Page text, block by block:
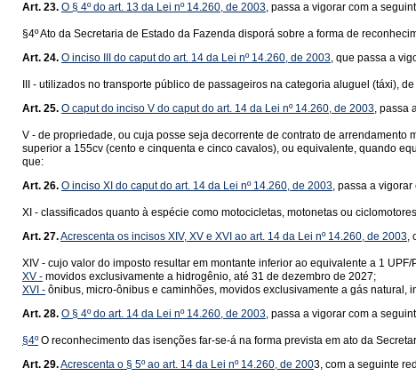
Art. 23. O § 4º do art. 13 da Lei nº 14.260, de 2003, passa a vigorar com a
§4º Ato da Secretaria de Estado da Fazenda disporá sobre a forma de
Art. 24. O inciso III do caput do art. 14 da Lei nº 14.260, de 2003, que passa a
III - utilizados no transporte público de passageiros na categoria aluguel (táxi),
Art. 25. O caput do inciso V do caput do art. 14 da Lei nº 14.260, de 2003, passa
V - de propriedade, ou cuja posse seja decorrente de contrato de
superior a 155cv (cento e cinquenta e cinco cavalos), ou equivalente, quando
que:
Art. 26. O inciso XI do caput do art. 14 da Lei nº 14.260, de 2003, passa a
XI - classificados quanto à espécie como motocicletas, motonetas ou
Art. 27.Acrescenta os incisos XIV, XV e XVI ao art. 14 da Lei nº 14.260, de 2003,
XIV - cujo valor do imposto resultar em montante inferior ao equivalente a 1
XV - movidos exclusivamente a hidrogênio, até 31 de dezembro de 2027;
XVI - ônibus, micro-ônibus e caminhões, movidos exclusivamente a gás natural,
Art. 28. O § 4º do art. 14 da Lei nº 14.260, de 2003, passa a vigorar com a
§4ºO reconhecimento das isenções far-se-á na forma prevista em ato da
Art. 29.Acrescenta o § 5º ao art. 14 da Lei nº 14.260, de 2003, com a seguinte